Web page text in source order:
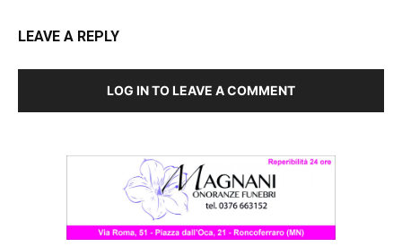
LEAVE A REPLY
LOG IN TO LEAVE A COMMENT